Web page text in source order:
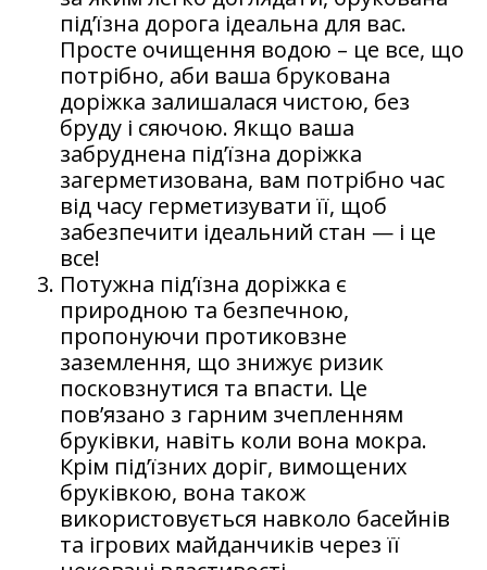
під’їзна дорога ідеальна для вас.
Просте очищення водою – це все, що
потрібно, аби ваша брукована
доріжка залишалася чистою, без
бруду і сяючою. Якщо ваша
забруднена під’їзна доріжка
загерметизована, вам потрібно час
від часу герметизувати її, щоб
забезпечити ідеальний стан — і це
все!
Потужна під’їзна доріжка є
природною та безпечною,
пропонуючи протиковзне
заземлення, що знижує ризик
посковзнутися та впасти. Це
пов’язано з гарним зчепленням
бруківки, навіть коли вона мокра.
Крім під’їзних доріг, вимощених
бруківкою, вона також
використовується навколо басейнів
та ігрових майданчиків через її